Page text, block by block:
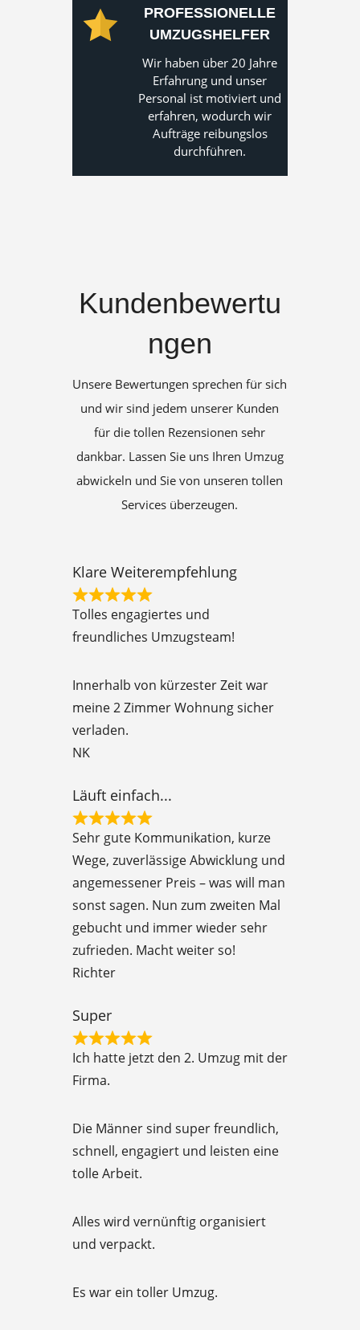
PROFESSIONELLE
UMZUGSHELFER
Wir haben über 20 Jahre
Erfahrung und unser
Personal ist motiviert und
erfahren, wodurch wir
Aufträge reibungslos
durchführen.
Kundenbewertu
ngen
Unsere Bewertungen sprechen für sich
und wir sind jedem unserer Kunden
für die tollen Rezensionen sehr
dankbar. Lassen Sie uns Ihren Umzug
abwickeln und Sie von unseren tollen
Services überzeugen.
Klare Weiterempfehlung
R
a
d
5
o
o
Tolles engagiertes und
freundliches Umzugsteam!
Innerhalb von kürzester Zeit war
meine 2 Zimmer Wohnung sicher
verladen.
NK
Läuft einfach...
R
d
5
t
o
f
Sehr gute Kommunikation, kurze
Wege, zuverlässige Abwicklung und
angemessener Preis – was will man
sonst sagen. Nun zum zweiten Mal
gebucht und immer wieder sehr
zufrieden. Macht weiter so!
Richter
Super
R
d
5
o
t
o
5
Ich hatte jetzt den 2. Umzug mit der
Firma.
Die Männer sind super freundlich,
schnell, engagiert und leisten eine
tolle Arbeit.
Alles wird vernünftig organisiert
und verpackt.
Es war ein toller Umzug.